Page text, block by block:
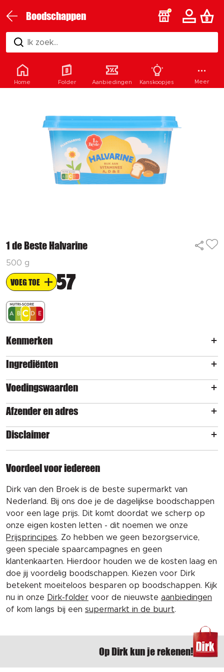
Boodschappen
Ik zoek...
1 de Beste Halvarine
500 g
VOEG TOE 57
Kenmerken
Ingrediënten
Voedingswaarden
Afzender en adres
Disclaimer
Voordeel voor iedereen
Dirk van den Broek is de beste supermarkt van
Nederland. Bij ons doe je de dagelijkse boodschappen
voor een lage prijs. Dit komt doordat we scherp op
onze eigen kosten letten - dit noemen we onze
Prijsprincipes. Zo hebben we geen bezorgservice,
geen speciale spaarcampagnes en geen
klantenkaarten. Hierdoor houden we de kosten laag en
doe jij voordelig boodschappen. Kiezen voor Dirk
betekent moeiteloos besparen op boodschappen. Kijk
nu in onze Dirk-folder voor de nieuwste aanbiedingen
of kom langs bij een supermarkt in de buurt.
Op Dirk kun je rekenen!
Home Folder Aanbiedingen Kanskoopjes Meer